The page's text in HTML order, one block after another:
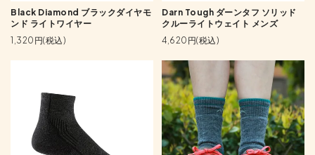
Black Diamond ブラックダイヤモ
ンド ライトワイヤー
1,320円(税込)
Darn Tough ダーンタフ ソリッド
クルーライトウェイト メンズ
4,620円(税込)